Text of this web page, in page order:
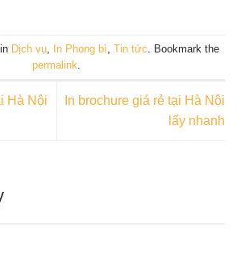
Dịch vụ In Phong bì Tin tức . Bookmark the
permalink
Hà Nội
In brochure giá rẻ tại Hà Nội
lấy nhanh